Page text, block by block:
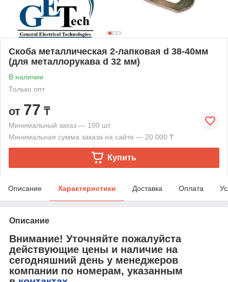
Скоба металлическая 2-лапковая d 38-40мм
(для металлорукава d 32 мм)
В наличии
Только опт
от 77 ₸
Минимальный заказ — 100 шт.
Минимальная сумма заказа на сайте — 20 000 ₸
Купить
Описание Характеристики Доставка Оплата
Описание
Внимание! Уточняйте пожалуйста
действующие цены и наличие на
сегодняшний день у менеджеров
компании по номерам, указанным